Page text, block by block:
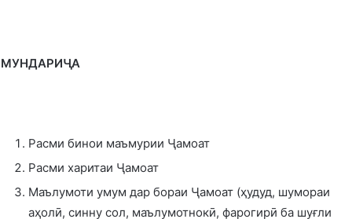
МУНДАРИҶА
Расми бинои маъмурии Ҷамоат
Расми харитаи Ҷамоат
Маълумоти умум дар бораи Ҷамоат (ҳудуд, шумораи
аҳолӣ, синну сол, маълумотнокӣ, фарогирӣ ба шуғли